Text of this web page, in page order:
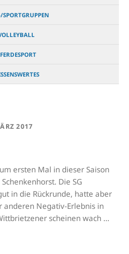
SPORTGRUPPEN
2017
ersten Mal in dieser Saison
Die SG
in die Rückrunde, hatte aber
anderen Negativ-Erlebnis in
scheinen wach …